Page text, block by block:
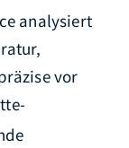
analysiert
vor